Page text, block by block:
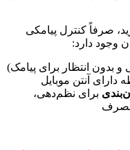
صرفاً کنترل پیامکی
وجود دارد:
بدون انتظار برای پیامک)
دارای آنتن موبایل
برای نظم‌دهی،
مصرف